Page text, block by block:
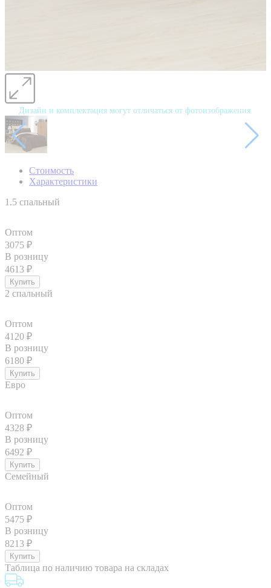
Дизайн и комплектация могут отличаться от фотоизображения.
Стоимость
Характеристики
1.5 спальный
Оптом
3075 ₽
В розницу
4613 ₽
2 спальный
Оптом
4120 ₽
В розницу
6180 ₽
Евро
Оптом
4328 ₽
В розницу
6492 ₽
Семейный
Оптом
5475 ₽
В розницу
8213 ₽
Таблица по наличию товара на складах